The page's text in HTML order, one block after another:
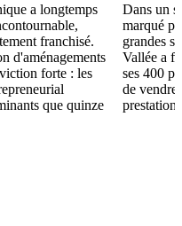
a longtemps
franchisé.
d'aménagements
forte : les
que quinze
Dans un
marqué
grandes
Vallée a
ses 400
de vendre